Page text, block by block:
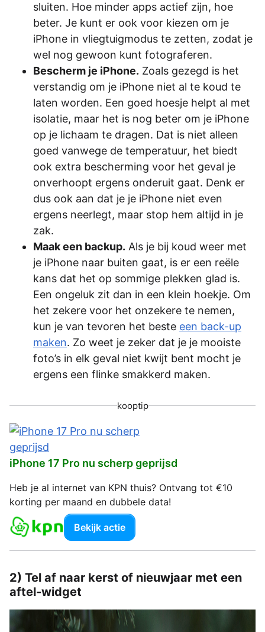
sluiten. Hoe minder apps actief zijn, hoe
beter. Je kunt er ook voor kiezen om je
iPhone in vliegtuigmodus te zetten, zodat je
wel nog gewoon kunt fotograferen.
Bescherm je iPhone. Zoals gezegd is het
verstandig om je iPhone niet al te koud te
laten worden. Een goed hoesje helpt al met
isolatie, maar het is nog beter om je iPhone
op je lichaam te dragen. Dat is niet alleen
goed vanwege de temperatuur, het biedt
ook extra bescherming voor het geval je
onverhoopt ergens onderuit gaat. Denk er
dus ook aan dat je je iPhone niet even
ergens neerlegt, maar stop hem altijd in je
zak.
Maak een backup. Als je bij koud weer met
je iPhone naar buiten gaat, is er een reële
kans dat het op sommige plekken glad is.
Een ongeluk zit dan in een klein hoekje. Om
het zekere voor het onzekere te nemen,
kun je van tevoren het beste een back-up
maken. Zo weet je zeker dat je je mooiste
foto’s in elk geval niet kwijt bent mocht je
ergens een flinke smakkerd maken.
kooptip
iPhone 17 Pro nu scherp geprijsd
Heb je al internet van KPN thuis? Ontvang tot €10
korting per maand en dubbele data!
Bekijk actie
2) Tel af naar kerst of nieuwjaar met een
aftel-widget